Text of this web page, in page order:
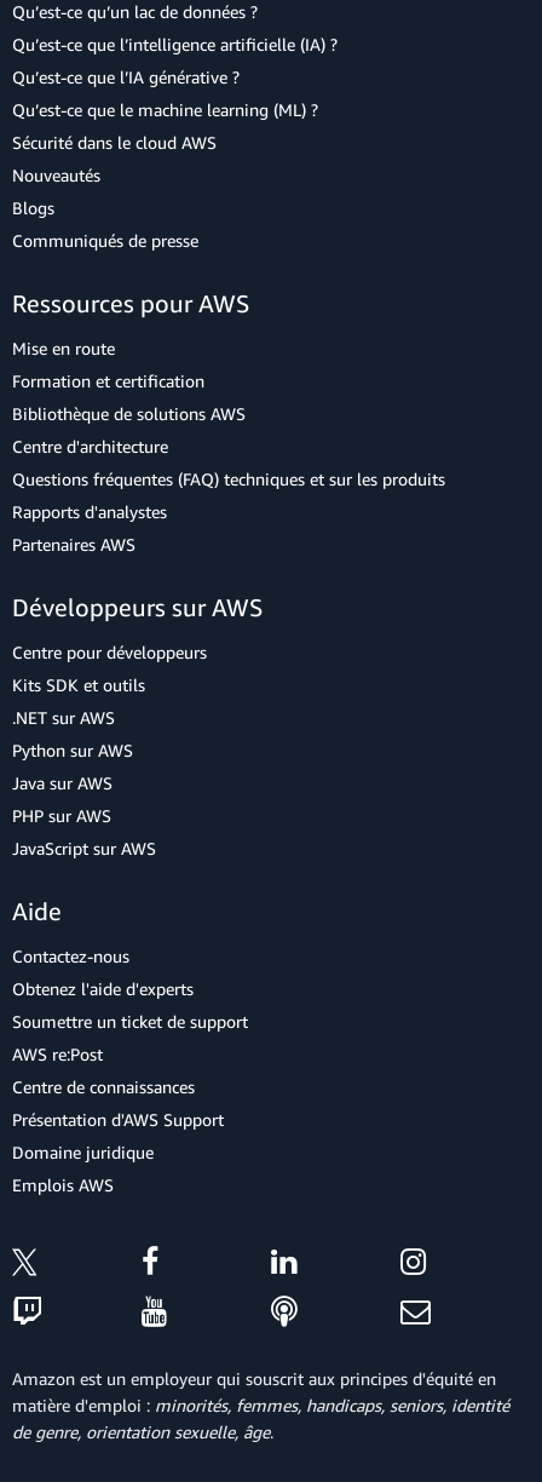
Qu’est-ce qu’un lac de données ?
Qu’est-ce que l’intelligence artificielle (IA) ?
Qu’est-ce que l’IA générative ?
Qu’est-ce que le machine learning (ML) ?
Sécurité dans le cloud AWS
Nouveautés
Blogs
Communiqués de presse
Ressources pour AWS
Mise en route
Formation et certification
Bibliothèque de solutions AWS
Centre d'architecture
Questions fréquentes (FAQ) techniques et sur les produits
Rapports d'analystes
Partenaires AWS
Développeurs sur AWS
Centre pour développeurs
Kits SDK et outils
.NET sur AWS
Python sur AWS
Java sur AWS
PHP sur AWS
JavaScript sur AWS
Aide
Contactez-nous
Obtenez l'aide d'experts
Soumettre un ticket de support
AWS re:Post
Centre de connaissances
Présentation d'AWS Support
Domaine juridique
Emplois AWS
Amazon est un employeur qui souscrit aux principes d'équité en
matière d'emploi : minorités, femmes, handicaps, seniors, identité
de genre, orientation sexuelle, âge.